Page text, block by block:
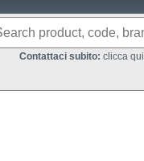
Contattaci subito: clicca